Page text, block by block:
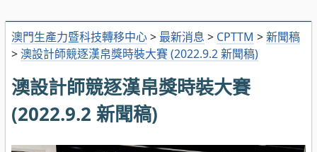
澳門生產力暨科技轉移中心> 最新消息 > CPTTM >新聞稿
> 澳設計師競逐漢帛獎時裝大賽 (2022.9.2 新聞稿)
澳設計師競逐漢帛獎時裝大賽
(2022.9.2 新聞稿)